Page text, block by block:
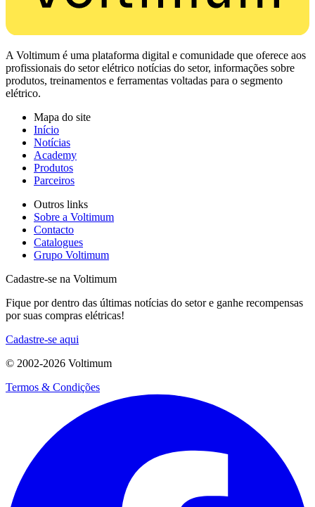
A Voltimum é uma plataforma digital e comunidade que oferece aos
profissionais do setor elétrico notícias do setor, informações sobre
produtos, treinamentos e ferramentas voltadas para o segmento
elétrico.
Mapa do site
Início
Notícias
Academy
Produtos
Parceiros
Outros links
Sobre a Voltimum
Contacto
Catalogues
Grupo Voltimum
Cadastre-se na Voltimum
Fique por dentro das últimas notícias do setor e ganhe recompensas
por suas compras elétricas!
Cadastre-se aqui
© 2002-2026 Voltimum
Termos & Condições